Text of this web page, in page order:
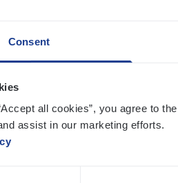
Consent
all cookies”, you agree to
assist in our marketing efforts.
Scha­de Expert
Claims Management